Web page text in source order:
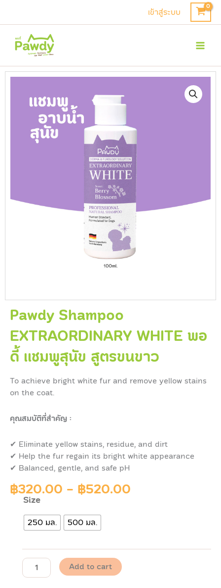
content
เข้าสู่ระบบ
Pawdy Shampoo
EXTRAORDINARY WHITE พอ
ดี้ แชมพูสุนัข สูตรขนขาว
To achieve bright white fur and remove yellow stains
on the coat.
คุณสมบัติที่สำคัญ :
✔ Eliminate yellow stains, residue, and dirt
✔ Help the fur regain its bright white appearance
✔ Balanced, gentle, and safe pH
฿320.00 - ฿520.00
Size
250 มล. 500 มล.
Pawdy
Shampoo
EXTRAORDINARY
แชมพู
สุนัข
Add to cart